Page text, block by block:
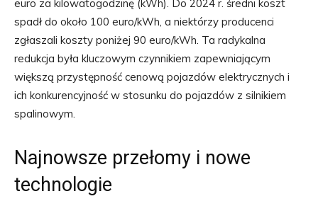
euro za kilowatogodzinę (kWh). Do 2024 r. średni koszt
spadł do około 100 euro/kWh, a niektórzy producenci
zgłaszali koszty poniżej 90 euro/kWh. Ta radykalna
redukcja była kluczowym czynnikiem zapewniającym
większą przystępność cenową pojazdów elektrycznych i
ich konkurencyjność w stosunku do pojazdów z silnikiem
spalinowym.
Najnowsze przełomy i nowe
technologie